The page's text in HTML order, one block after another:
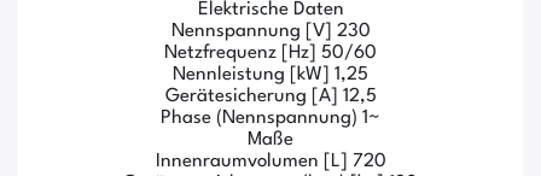
Elektrische Daten
Nennspannung [V] 230
Netzfrequenz [Hz] 50/60
Nennleistung [kW] 1,25
Gerätesicherung [A] 12,5
Phase (Nennspannung) 1~
Maße
Innenraumvolumen [L] 720